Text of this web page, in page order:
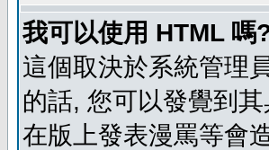
我可以使用 HTML 嗎
這個取決於系統管理
的話, 您可以發覺到
在版上發表漫罵等會